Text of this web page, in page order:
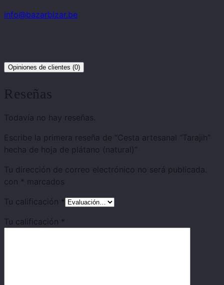
info@bazarbizar.be
Opiniones de clientes (0)
Reseñas
Todavía no hay reseñas.
Escribe la primera reseña de “Cesta artesanal “Tarajih”
hecha de hoja de plátano (natural)”
Tu dirección de correo electrónico no será publicada.
con * marcados
Tu calificación *
Tu calificación *